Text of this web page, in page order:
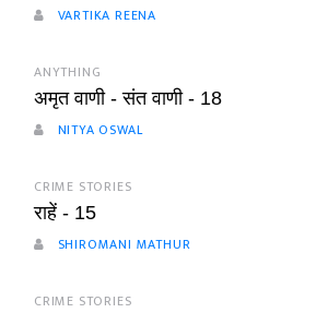
VARTIKA REENA
ANYTHING
अमृत वाणी - संत वाणी - 18
NITYA OSWAL
CRIME STORIES
राहें - 15
SHIROMANI MATHUR
CRIME STORIES